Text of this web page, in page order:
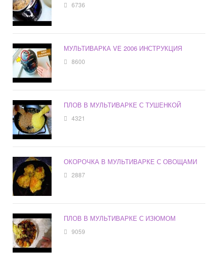
6736
МУЛЬТИВАРКА VE 2006 ИНСТРУКЦИЯ
8600
ПЛОВ В МУЛЬТИВАРКЕ С ТУШЕНКОЙ
4321
ОКОРОЧКА В МУЛЬТИВАРКЕ С ОВОЩАМИ
2887
ПЛОВ В МУЛЬТИВАРКЕ С ИЗЮМОМ
9059